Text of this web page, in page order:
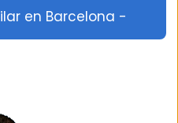
en Barcelona -